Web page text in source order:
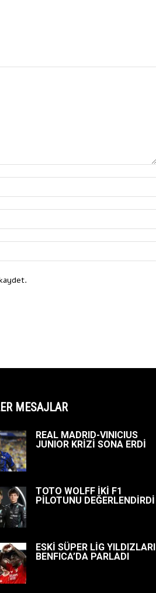
MESAJLAR
REAL MADRID-VINICIUS
JUNIOR KRİZİ SONA ERDİ
TOTO WOLFF İKİ F1
PİLOTUNU DEĞERLENDİRDİ
ESKİ SÜPER LİG YILDIZLARI
BENFICA’DA PARLADI